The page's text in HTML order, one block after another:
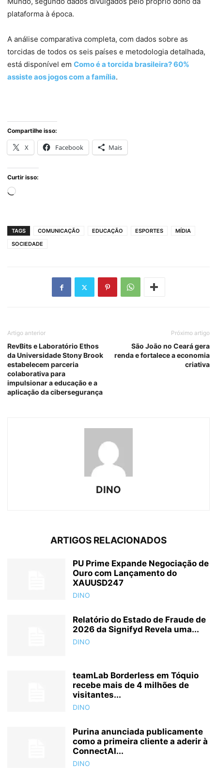
plataforma à época.
A análise comparativa completa, com dados sobre as
torcidas de todos os seis países e metodologia detalhada,
está disponível em Como é a torcida brasileira? 60%
assiste aos jogos com a família.
Compartilhe isso:
X Facebook Mais
Curtir isso:
Carregando...
TAGS COMUNICAÇÃO EDUCAÇÃO ESPORTES
MÍDIA
SOCIEDADE
Artigo anterior
RevBits e Laboratório Ethos
da Universidade Stony Brook
estabelecem parceria
colaborativa para
impulsionar a educação e a
aplicação da cibersegurança
Próximo artigo
São João no Ceará gera
renda e fortalece a economia
criativa
DINO
ARTIGOS RELACIONADOS
PU Prime Expande Negociação de
Ouro com Lançamento do
XAUUSD247
DINO
Relatório do Estado de Fraude de
2026 da Signifyd Revela uma...
DINO
teamLab Borderless em Tóquio
recebe mais de 4 milhões de
visitantes...
DINO
Purina anunciada publicamente
como a primeira cliente a aderir à
ConnectAI...
DINO